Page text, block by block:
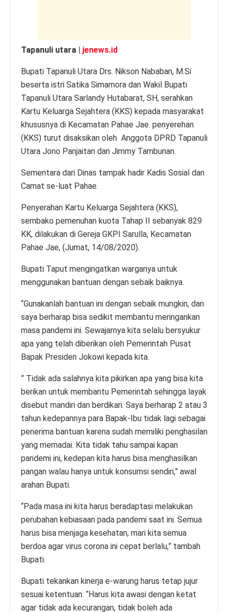
Tapanuli utara | jenews.id
Bupati Tapanuli Utara Drs. Nikson Nababan, M.Si
beserta istri Satika Simamora dan Wakil Bupati
Tapanuli Utara Sarlandy Hutabarat, SH, serahkan
Kartu Keluarga Sejahtera (KKS) kepada masyarakat
khususnya di Kecamatan Pahae Jae. penyerehan
(KKS) turut disaksikan oleh Anggota DPRD Tapanuli
Utara Jono Panjaitan dan Jimmy Tambunan.
Sementara dari Dinas tampak hadir Kadis Sosial dan
Camat se-luat Pahae.
Penyerahan Kartu Keluarga Sejahtera (KKS),
sembako pemenuhan kuota Tahap II sebanyak 829
KK, dilakukan di Gereja GKPI Sarulla, Kecamatan
Pahae Jae, (Jumat, 14/08/2020).
Bupati Taput mengingatkan warganya untuk
menggunakan bantuan dengan sebaik baiknya.
“Gunakanlah bantuan ini dengan sebaik mungkin, dan
saya berharap bisa sedikit membantu meringankan
masa pandemi ini. Sewajarnya kita selalu bersyukur
apa yang telah diberikan oleh Pemerintah Pusat
Bapak Presiden Jokowi kepada kita.
” Tidak ada salahnya kita pikirkan apa yang bisa kita
berikan untuk membantu Pemerintah sehingga layak
disebut mandiri dan berdikari. Saya berharap 2 atau 3
tahun kedepannya para Bapak-Ibu tidak lagi sebagai
penerima bantuan karena sudah memiliki penghasilan
yang memadai. Kita tidak tahu sampai kapan
pandemi ini, kedepan kita harus bisa menghasilkan
pangan walau hanya untuk konsumsi sendiri,” awal
arahan Bupati.
“Pada masa ini kita harus beradaptasi melakukan
perubahan kebiasaan pada pandemi saat ini. Semua
harus bisa menjaga kesehatan, mari kita semua
berdoa agar virus corona ini cepat berlalu,” tambah
Bupati.
Bupati tekankan kinerja e-warung harus tetap jujur
sesuai ketentuan. “Harus kita awasi dengan ketat
agar tidak ada kecurangan, tidak boleh ada